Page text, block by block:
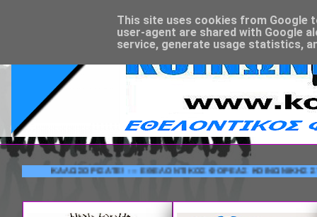
ΚΑΛΩΣΟΡΙΣΑΤΕ! --- ΕΘΕΛΟΝΤΙΚΟΣ ΦΟΡΕΑΣ ΚΟΙΝΩΝΙΚΗΣ
This site uses cookies from Google
user-agent are shared with Google
service, generate usage statistics,